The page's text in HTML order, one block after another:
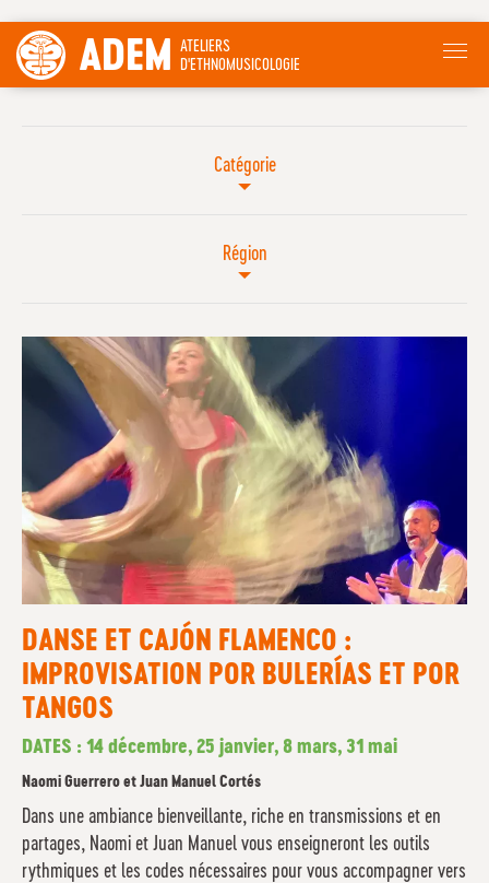
ADEM ATELIERS
D'ETHNOMUSICOLOGIE
Catégorie
Région
DANSE ET CAJÓN FLAMENCO :
IMPROVISATION POR BULERÍAS ET POR
TANGOS
DATES : 14 décembre, 25 janvier, 8 mars, 31 mai
Naomi Guerrero et Juan Manuel Cortés
Dans une ambiance bienveillante, riche en transmissions et en
partages, Naomi et Juan Manuel vous enseigneront les outils
rythmiques et les codes nécessaires pour vous accompagner vers